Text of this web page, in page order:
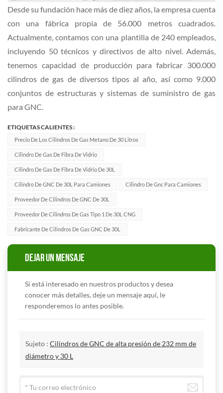
Desde su fundación hace más de diez años, la empresa cuenta
con una fábrica propia de 56.000 metros cuadrados.
Actualmente, contamos con una plantilla de 240 empleados,
incluyendo 50 técnicos y directivos de alto nivel. Además,
tenemos capacidad de producción para fabricar 300.000
cilindros de gas de diversos tipos al año, así como 9.000
conjuntos de estructuras y sistemas de suministro de gas
para GNC.
ETIQUETAS CALIENTES :
Precio De Los Cilindros De Gas Metano De 30 Litros
Cilindro De Gas De Fibra De Vidrio
Cilindro De Gas De Fibra De Vidrio De 30L
Cilindro De GNC De 30L Para Camiones Cilindro De Gnc Para Camiones
Proveedor De Cilindros De GNC De 30L
Proveedor De Cilindros De Gas Tipo 1 De 30L CNG
Fabricante De Cilindros De Gas GNC De 30L
DEJAR UN MENSAJE
Si está interesado en nuestros productos y desea
conocer más detalles, deje un mensaje aquí, le
responderemos lo antes posible.
Sujeto : Cilindros de GNC de alta presión de 232 mm de
diámetro y 30 L